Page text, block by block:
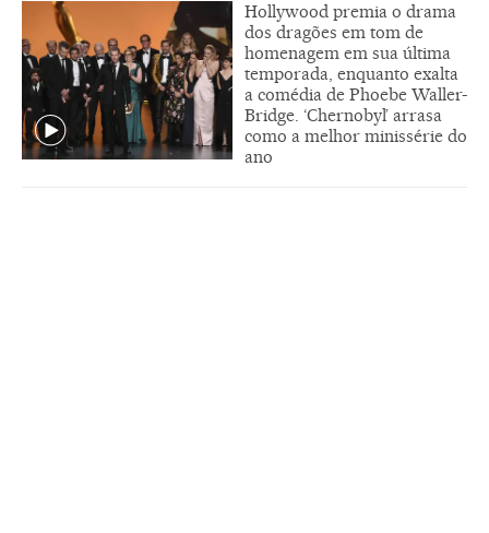
Hollywood premia o drama
dos dragões em tom de
homenagem em sua última
temporada, enquanto exalta
a comédia de Phoebe Waller-
Bridge. ‘Chernobyl’ arrasa
como a melhor minissérie do
ano